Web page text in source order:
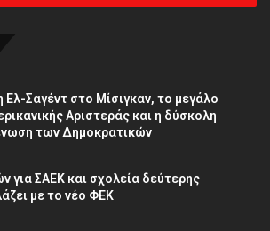
Ελ-Σαγέντ στο Μίσιγκαν, το μεγάλο
Αριστεράς και η δύσκολη
των Δημοκρατικών
για ΣΑΕΚ και σχολεία δεύτερης
με το νέο ΦΕΚ